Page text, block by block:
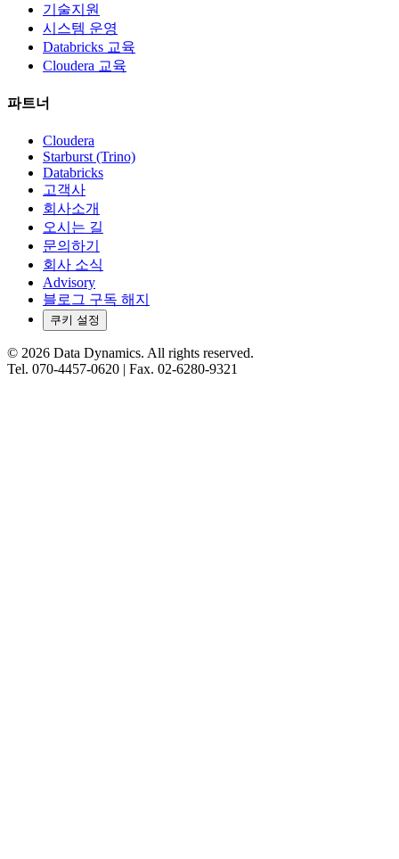
기술지원
시스템 운영
Databricks 교육
Cloudera 교육
파트너
Cloudera
Starburst (Trino)
Databricks
고객사
회사소개
오시는 길
문의하기
회사 소식
Advisory
블로그 구독 해지
쿠키 설정
© 2026 Data Dynamics. All rights reserved.
Tel. 070-4457-0620 | Fax. 02-6280-9321